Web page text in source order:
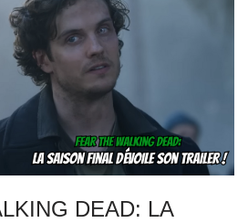
DEAD: LA